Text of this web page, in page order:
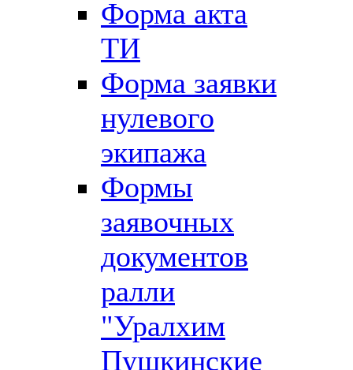
Форма акта
ТИ
Форма заявки
нулевого
экипажа
Формы
заявочных
документов
ралли
"Уралхим
Пушкинские